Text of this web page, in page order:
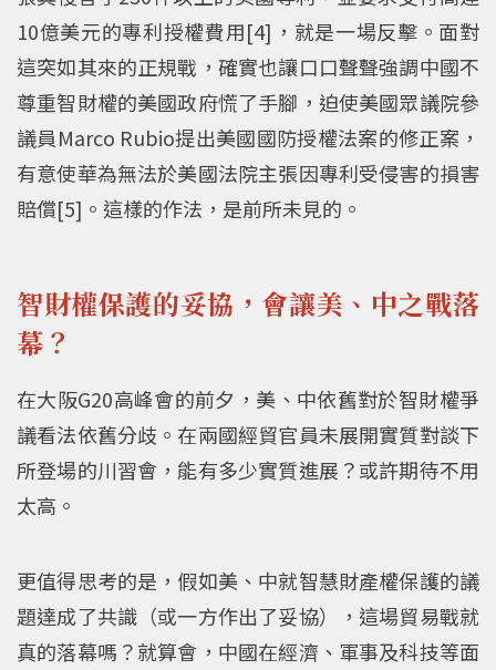
10億美元的專利授權費用[4]，就是一場反擊。面對
這突如其來的正規戰，確實也讓口口聲聲強調中國不
尊重智財權的美國政府慌了手腳，迫使美國眾議院參
議員Marco Rubio提出美國國防授權法案的修正案，
有意使華為無法於美國法院主張因專利受侵害的損害
賠償[5]。這樣的作法，是前所未見的。
智財權保護的妥協，會讓美 、 中之戰落
幕？
在大阪G20高峰會的前夕，美、中依舊對於智財權爭
議看法依舊分歧。在兩國經貿官員未展開實質對談下
所登場的川習會，能有多少實質進展？或許期待不用
太高。
更值得思考的是，假如美、中就智慧財產權保護的議
題達成了共識（或一方作出了妥協），這場貿易戰就
真的落幕嗎？就算會，中國在經濟、軍事及科技等面